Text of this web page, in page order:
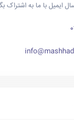
ایمیل با ما به اشتراک